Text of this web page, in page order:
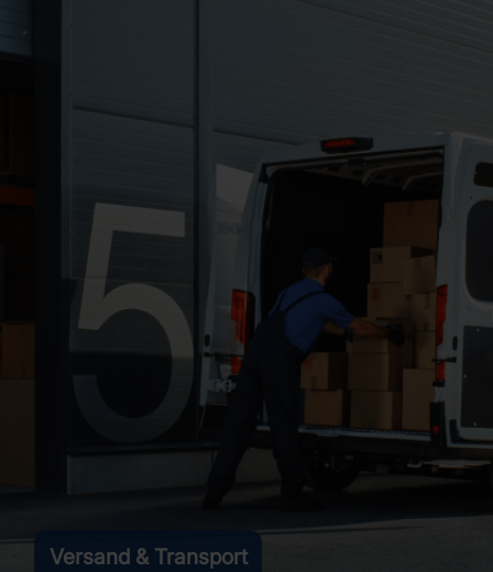
Versand & Transport